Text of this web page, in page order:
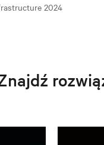
2024